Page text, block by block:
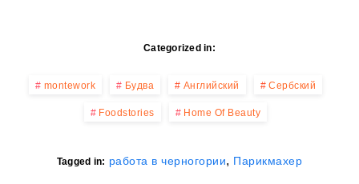
Categorized in:
montework Будва Английский Сербский
Foodstories Home Of Beauty
Tagged in: работа в черногории, Парикмахер